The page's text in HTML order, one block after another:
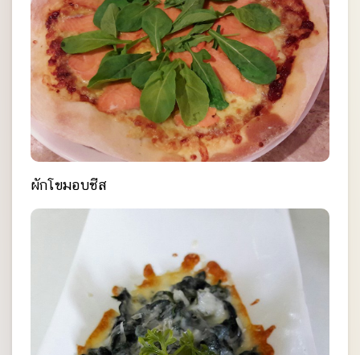
ผักโขมอบชีส